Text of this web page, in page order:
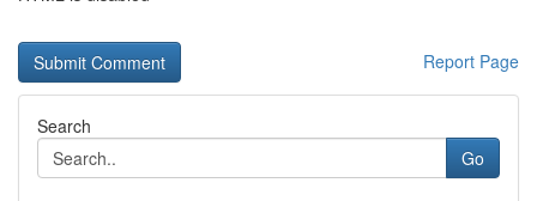
Report Page
Search
Go